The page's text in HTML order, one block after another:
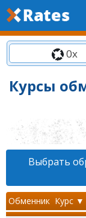
0x
Курсы
Выбрать
Обменник Курс ▼